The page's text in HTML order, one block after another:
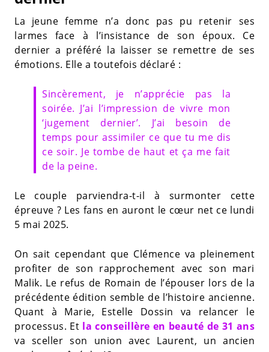
La jeune femme n’a donc pas pu retenir ses
larmes face à l’insistance de son époux. Ce
dernier a préféré la laisser se remettre de ses
émotions. Elle a toutefois déclaré :
Sincèrement, je n’apprécie pas la
soirée. J’ai l’impression de vivre mon
‘jugement dernier’. J’ai besoin de
temps pour assimiler ce que tu me dis
ce soir. Je tombe de haut et ça me fait
de la peine.
Le couple parviendra-t-il à surmonter cette
épreuve ? Les fans en auront le cœur net ce lundi
5 mai 2025.
On sait cependant que Clémence va pleinement
profiter de son rapprochement avec son mari
Malik. Le refus de Romain de l’épouser lors de la
précédente édition semble de l’histoire ancienne.
Quant à Marie, Estelle Dossin va relancer le
processus. Et la conseillère en beauté de 31 ans
va sceller son union avec Laurent, un ancien